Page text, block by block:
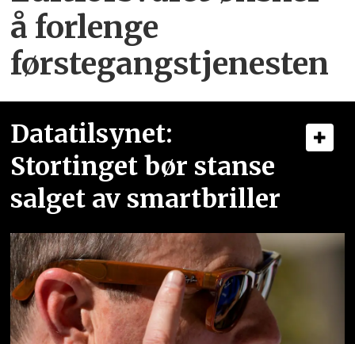
å forlenge
førstegangstjenesten
Datatilsynet:
Stortinget bør stanse
salget av smartbriller